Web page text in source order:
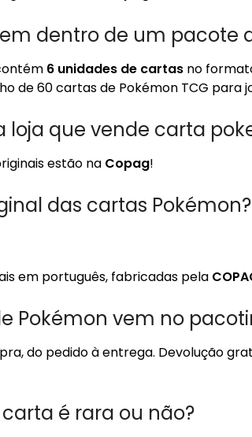
dentro de um pacote
6 unidades de cartas no
de 60 cartas de Pokémon TCG para
loja que vende carta
estão na Copag!
das cartas Pokémon?
em português, fabricadas pela
Pokémon vem no
do pedido à entrega. Devolução
é rara ou não?